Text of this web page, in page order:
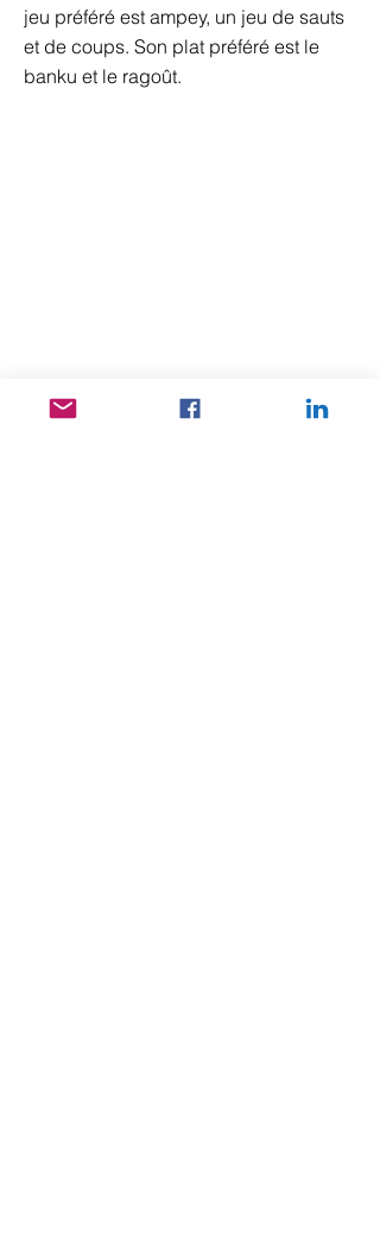
jeu préféré est ampey, un jeu de sauts
et de coups. Son plat préféré est le
banku et le ragoût.